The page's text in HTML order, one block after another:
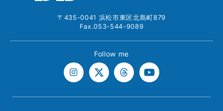
〒435-0041 浜松市東区北島町879
Fax.053-544-9089
Follow me